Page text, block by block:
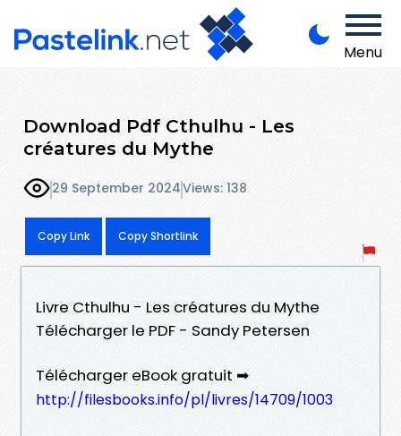
Menu
Download Pdf Cthulhu - Les
créatures du Mythe
29 September 2024Views: 138
Copy Link Copy Shortlink
Livre Cthulhu - Les créatures du Mythe
Télécharger le PDF - Sandy Petersen
Télécharger eBook gratuit ➡
http://filesbooks.info/pl/livres/14709/1003